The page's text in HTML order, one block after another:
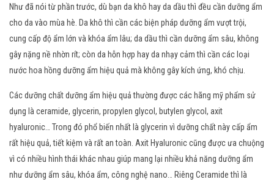
Như đã nói từ phần trước, dù bạn da khô hay da dầu thì đều cần dưỡng ẩm
cho da vào mùa hè. Da khô thì cần các biện pháp dưỡng ẩm vượt trội,
cung cấp độ ẩm lớn và khóa ẩm lâu; da dầu thì cần dưỡng ẩm sâu, không
gây nặng nề nhờn rít; còn da hỗn hợp hay da nhạy cảm thì cần các loại
nước hoa hồng dưỡng ẩm hiệu quả mà không gây kích ứng, khó chịu.
Các dưỡng chất dưỡng ẩm hiệu quả thường được các hãng mỹ phẩm sử
dụng là ceramide, glycerin, propylen glycol, butylen glycol, axit
hyaluronic… Trong đó phổ biến nhất là glycerin vì dưỡng chất này cấp ẩm
rất hiệu quả, tiết kiệm và rất an toàn. Axit Hyaluronic cũng được ưa chuộng
vì có nhiều hình thái khác nhau giúp mang lại nhiều khả năng dưỡng ẩm
như dưỡng ẩm sâu, khóa ẩm, công nghệ nano… Riêng Ceramide thì là